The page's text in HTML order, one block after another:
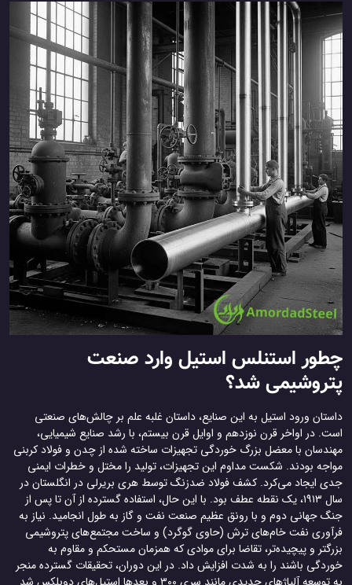
استنلس استیل وارد صنعت
شد؟
ورود استیل به این صنایع، داستان غلبه علم بر چالش‌های صنعتی
در اواخر قرن نوزدهم و اوایل قرن بیستم، با رشد صنایع شیمیایی،
با معضل بزرگ خوردگی تجهیزات ساخته شده از چدن و فولاد کربنی
بودند. شکست مداوم این تجهیزات، تولید را مختل و خطرات ایمنی
ایجاد می‌کرد. کشف فولاد ضدزنگ توسط هری بریرلی در انگلستان در
سال ۱۹۱۳، یک نقطه عطف بود. با این حال، استفاده گسترده از آن تا پس از
جهانی دوم و با رونق عظیم صنعت نفت و گاز به طول انجامید. نیاز به
نفت خام‌های ترش (حاوی گوگرد) و ساخت مجتمع‌های پتروشیمی
و پیچیده‌تر، تقاضا برای موادی که همزمان مستحکم و مقاوم به
باشند را به شدت افزایش داد. در این دوران، تحقیقات گسترده منجر